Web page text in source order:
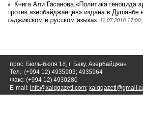
Книга Али Гасанова «Политика геноцида
против азербайджанцев» издана в Душанбе
таджикском и русском языках 11.07.2018 17:00
прос. Бюль-бюля 18, г. Баку, Азербайджан
Тел.: (+994 12) 4935903; 4935964
Факс: (+994 12) 4930280
E-mail: info@xalqqazeti.com;